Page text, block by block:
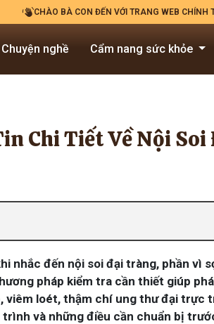
CHÀO BÀ CON ĐẾN VỚI TRANG WEB CHÍNH
Chuyện nghề Cẩm nang sức khỏe
Chi Tiết Về Nội Soi
nhắc đến nội soi đại tràng, phần vì
pháp kiểm tra cần thiết giúp
viêm loét, thậm chí ung thư đại trực
trình và những điều cần chuẩn bị